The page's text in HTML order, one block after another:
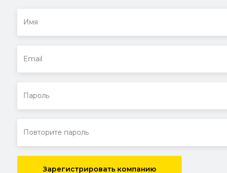
Зарегистрировать компанию